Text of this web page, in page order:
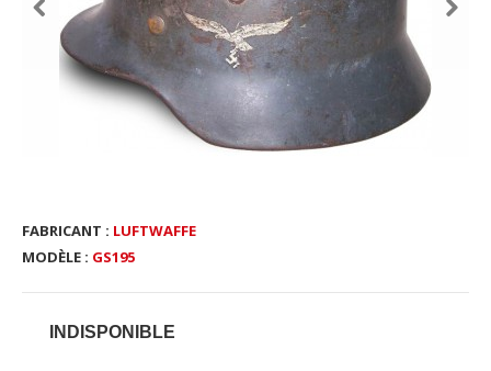
FABRICANT : LUFTWAFFE
MODÈLE : GS195
INDISPONIBLE